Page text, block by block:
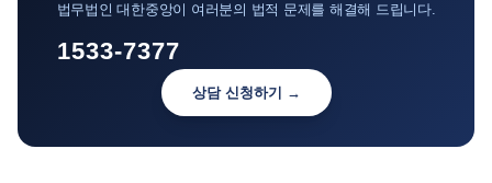
법무법인 대한중앙이 여러분의 법적 문제를 해결해 드립니다.
1533-7377
상담 신청하기 →